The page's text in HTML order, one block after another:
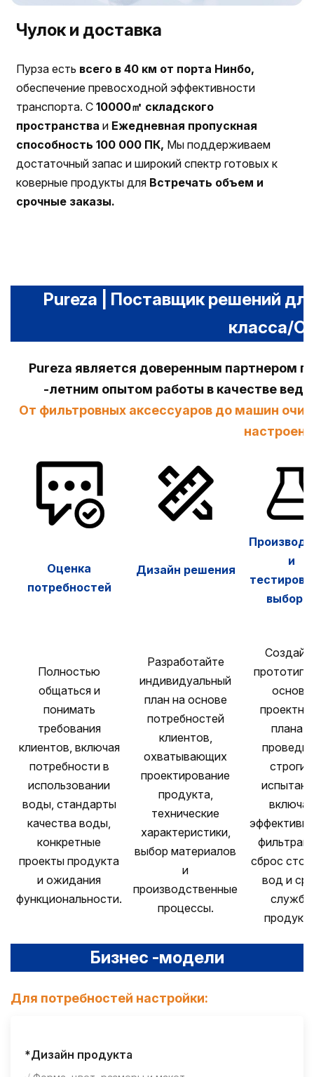
Чулок и доставка
Пурза есть всего в 40 км от порта Нинбо,
обеспечение превосходной эффективности
транспорта. С10000㎡ складского
пространства и Ежедневная пропускная
способность 100 000 ПК, Мы поддерживаем
достаточный запас и широкий спектр готовых к
коверные продукты для Встречать объем и
срочные заказы.
Pureza | Поставщик решений
класса/
Pureza является доверенным партнером
-летним опытом работы в качестве
От фильтровных аксессуаров до машин
Оценка
потребностей
Дизайн решения
и
Полностью
общаться и
понимать
требования
клиентов, включая
потребности в
использовании
воды, стандарты
качества воды,
конкретные
проекты продукта
и ожидания
функциональности.
Разработайте
индивидуальный
план на основе
потребностей
клиентов,
охватывающих
проектирование
продукта,
технические
характеристики,
выбор материалов
и
производственные
процессы.
основе
плана и
строгие
включая
сброс
вод и
службы
Бизнес -модели
Для потребностей настройки:
*Дизайн продукта